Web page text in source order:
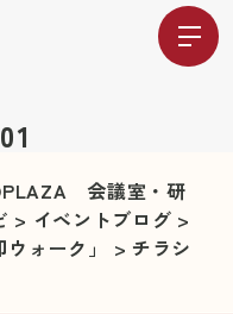
会議室・研
> イベントブログ >
ォーク」
> チラシ